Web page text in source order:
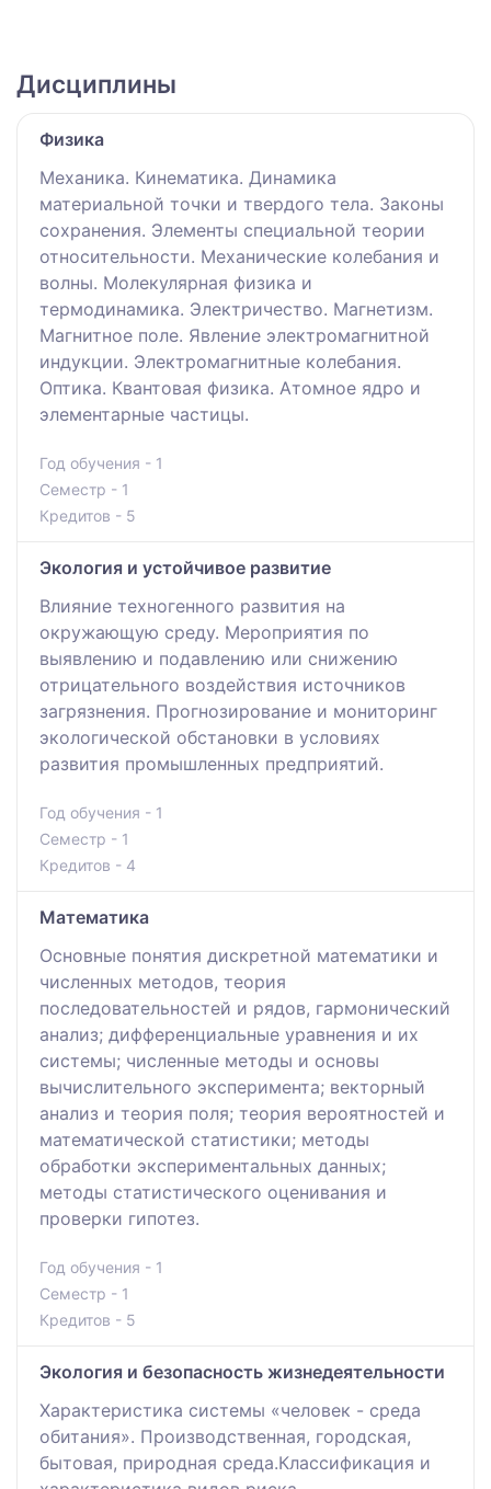
Дисциплины
Физика
Механика. Кинематика. Динамика
материальной точки и твердого тела. Законы
сохранения. Элементы специальной теории
относительности. Механические колебания и
волны. Молекулярная физика и
термодинамика. Электричество. Магнетизм.
Магнитное поле. Явление электромагнитной
индукции. Электромагнитные колебания.
Оптика. Квантовая физика. Атомное ядро и
элементарные частицы.
Год обучения - 1
Семестр - 1
Кредитов - 5
Экология и устойчивое развитие
Влияние техногенного развития на
окружающую среду. Мероприятия по
выявлению и подавлению или снижению
отрицательного воздействия источников
загрязнения. Прогнозирование и мониторинг
экологической обстановки в условиях
развития промышленных предприятий.
Год обучения - 1
Семестр - 1
Кредитов - 4
Математика
Основные понятия дискретной математики и
численных методов, теория
последовательностей и рядов, гармонический
анализ; дифференциальные уравнения и их
системы; численные методы и основы
вычислительного эксперимента; векторный
анализ и теория поля; теория вероятностей и
математической статистики; методы
обработки экспериментальных данных;
методы статистического оценивания и
проверки гипотез.
Год обучения - 1
Семестр - 1
Кредитов - 5
Экология и безопасность жизнедеятельности
Характеристика системы «человек - среда
обитания». Производственная, городская,
бытовая, природная среда.Классификация и